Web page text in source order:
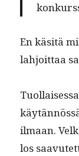
En käsitä
lahjoit­taa
ilmaan.
los